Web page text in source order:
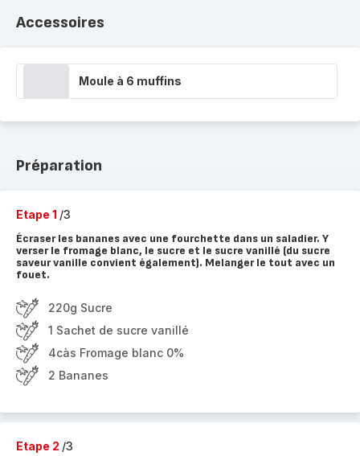
Accessoires
Moule à 6 muffins
Préparation
Etape 1 /3
Écraser les bananes avec une fourchette dans un saladier. Y
verser le fromage blanc, le sucre et le sucre vanillé (du sucre
saveur vanille convient également). Melanger le tout avec un
fouet.
220g Sucre
1 Sachet de sucre vanillé
4càs Fromage blanc 0%
2 Bananes
Etape 2 /3